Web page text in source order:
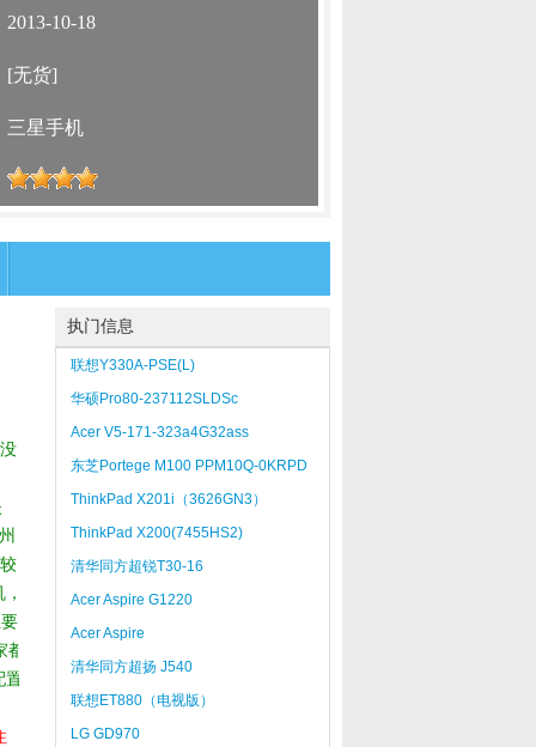
2013-10-18
[无货]
三星手机
执门信息
联想Y330A-PSE(L)
华硕Pro80-237112SLDSc
Acer V5-171-323a4G32ass
东芝Portege M100 PPM10Q-0KRPD
ThinkPad X201i（3626GN3）
ThinkPad X200(7455HS2)
清华同方超锐T30-16
Acer Aspire G1220
Acer Aspire
M5641（Q8200/4GB/640GB）
清华同方超扬 J540
联想ET880（电视版）
LG GD970